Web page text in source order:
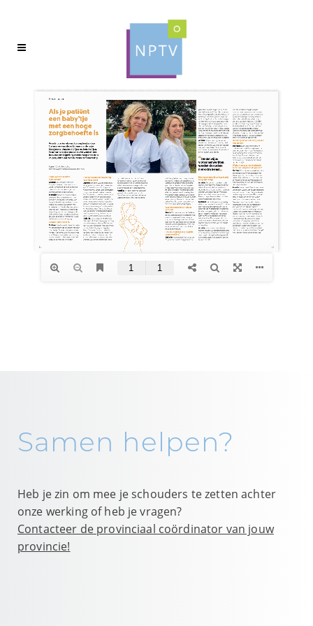
Samen helpen?
Heb je zin om mee je schouders te zetten achter
onze werking of heb je vragen?
Contacteer de provinciaal coördinator van jouw
provincie!